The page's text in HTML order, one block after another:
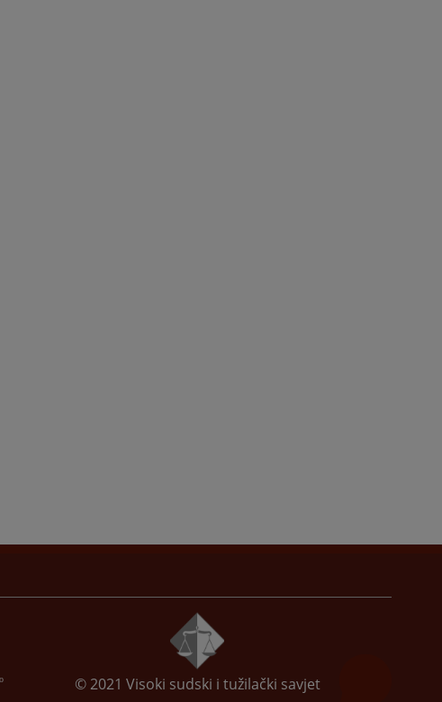
© 2021 Visoki sudski i tužilački savjet